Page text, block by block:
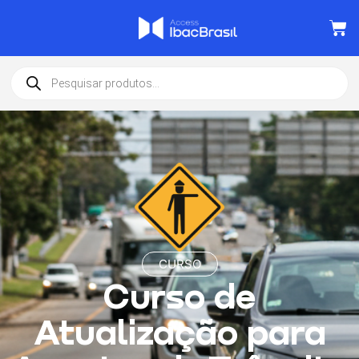
CURSO
Curso de
Atualização para